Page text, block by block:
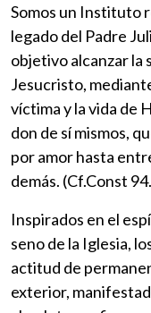
Somos un Instituto
legado del Padre
objetivo alcanzar la
Jesucristo,
víctima y la vida de
don de sí mismos,
por amor hasta
demás. (Cf.Const
Inspirados en el
seno de la Iglesia,
actitud de
exterior,